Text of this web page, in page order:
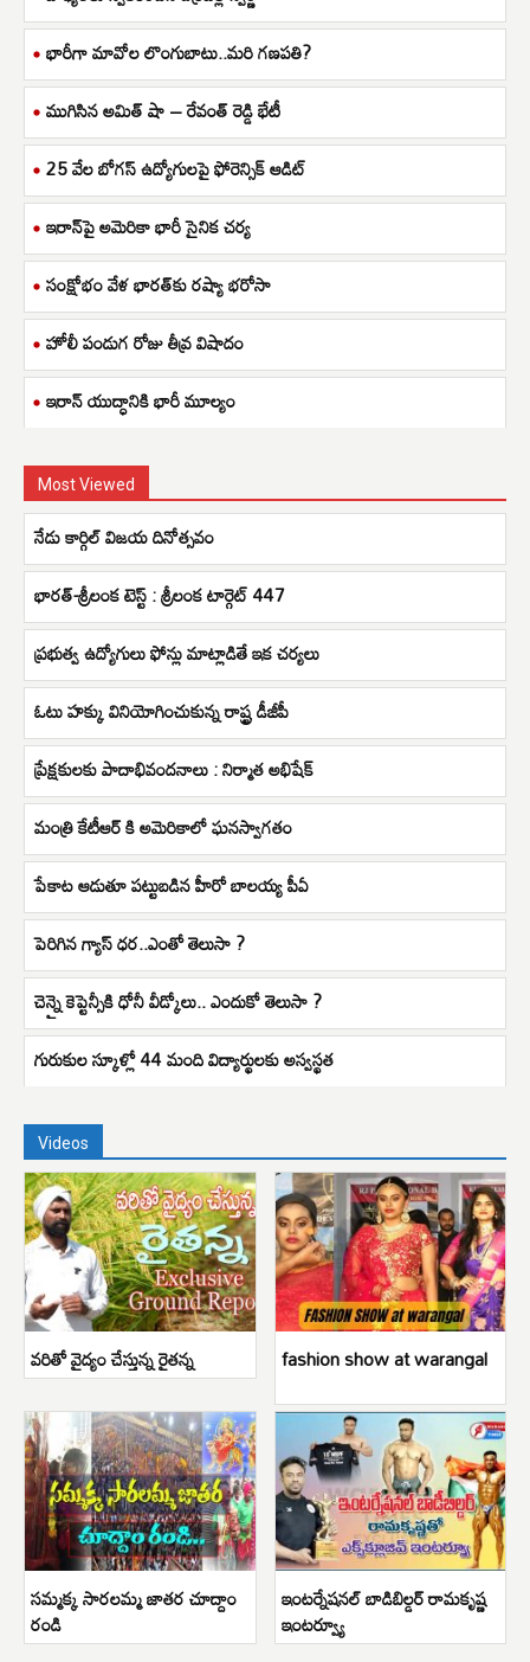
భారీగా మావోల లొంగుబాటు..మరి గణపతి?
ముగిసిన అమిత్ షా – రేవంత్ రెడ్డి భేటీ
25 వేల బోగస్ ఉద్యోగులపై ఫోరెన్సిక్ ఆడిట్
ఇరాన్‌పై అమెరికా భారీ సైనిక చర్య
సంక్షోభం వేళ భారత్‌కు రష్యా భరోసా
హోలీ పండుగ రోజు తీవ్ర విషాదం
ఇరాన్ యుద్ధానికి భారీ మూల్యం
Most Viewed
నేడు కార్గిల్‌ విజయ దినోత్సవం
భారత్-శ్రీలంక టెస్ట్ : శ్రీలంక టార్గెట్ 447
ప్రభుత్వ ఉద్యోగులు ఫోన్లు మాట్లాడితే ఇక చర్యలు
ఓటు హక్కు వినియోగించుకున్న రాష్ట్ర డీజీపీ
ప్రేక్షకులకు పాదాభివందనాలు : నిర్మాత అభిషేక్
మంత్రి కేటీఆర్ కి అమెరికాలో ఘనస్వాగతం
పేకాట ఆడుతూ పట్టుబడిన హీరో బాలయ్య పీఏ
పెరిగిన గ్యాస్ ధర..ఎంతో తెలుసా ?
చెన్నై కెప్టెన్సీకి ధోనీ వీడ్కోలు.. ఎందుకో తెలుసా ?
గురుకుల స్కూళ్లో 44 మంది విద్యార్థులకు అస్వస్థత
Videos
వరితో వైద్యం చేస్తున్న రైతన్న fashion show at warangal
సమ్మక్క సారలమ్మ జాతర చూద్దాం
రండి
ఇంటర్నేషనల్ బాడిబిల్డర్ రామకృష్ణ
ఇంటర్వ్యూ